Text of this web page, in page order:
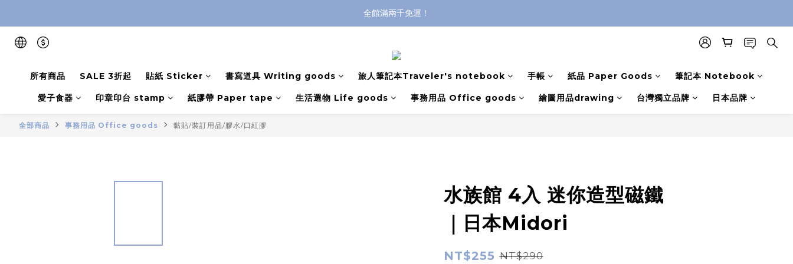
全館滿兩千免運！
全館滿兩千免運！
所有商品
SALE 3折起 貼紙 Sticker 書寫道具 Writing goods 旅人筆記本Traveler's notebook 手帳 紙品 Paper Goods 筆記本 Notebook
愛子食器 印章印台 stamp 紙膠帶 Paper tape 生活選物 Life goods 事務用品 Office goods 繪圖用品drawing 台灣獨立品牌 日本品牌
全部商品 事務用品 Office goods 黏貼/裝訂用品/膠水/口紅膠
水族館 4入 迷你造型磁鐵
｜日本Midori
NT$255 NT$290